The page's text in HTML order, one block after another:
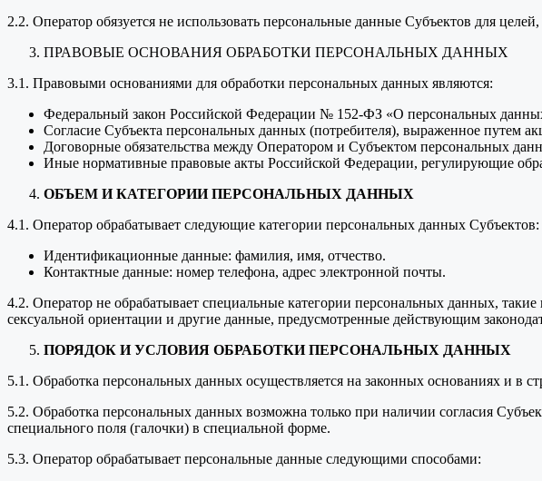
2.2. Оператор обязуется не использовать персональные данные Субъектов для
ПРАВОВЫЕ ОСНОВАНИЯ ОБРАБОТКИ ПЕРСОНАЛЬНЫХ ДАННЫХ
3.1. Правовыми основаниями для обработки персональных данных являются:
Федеральный закон Российской Федерации № 152-ФЗ «О персональных
Согласие Субъекта персональных данных (потребителя), выраженное путем
Договорные обязательства между Оператором и Субъектом персональных
Иные нормативные правовые акты Российской Федерации, регулирующие
ОБЪЕМ И КАТЕГОРИИ ПЕРСОНАЛЬНЫХ ДАННЫХ
4.1. Оператор обрабатывает следующие категории персональных данных Субъектов:
Идентификационные данные: фамилия, имя, отчество.
Контактные данные: номер телефона, адрес электронной почты.
4.2. Оператор не обрабатывает специальные категории персональных данных,
сексуальной ориентации и другие данные, предусмотренные действующим
ПОРЯДОК И УСЛОВИЯ ОБРАБОТКИ ПЕРСОНАЛЬНЫХ ДАННЫХ
5.1. Обработка персональных данных осуществляется на законных основаниях и в
5.2. Обработка персональных данных возможна только при наличии согласия
специального поля (галочки) в специальной форме.
5.3. Оператор обрабатывает персональные данные следующими способами: